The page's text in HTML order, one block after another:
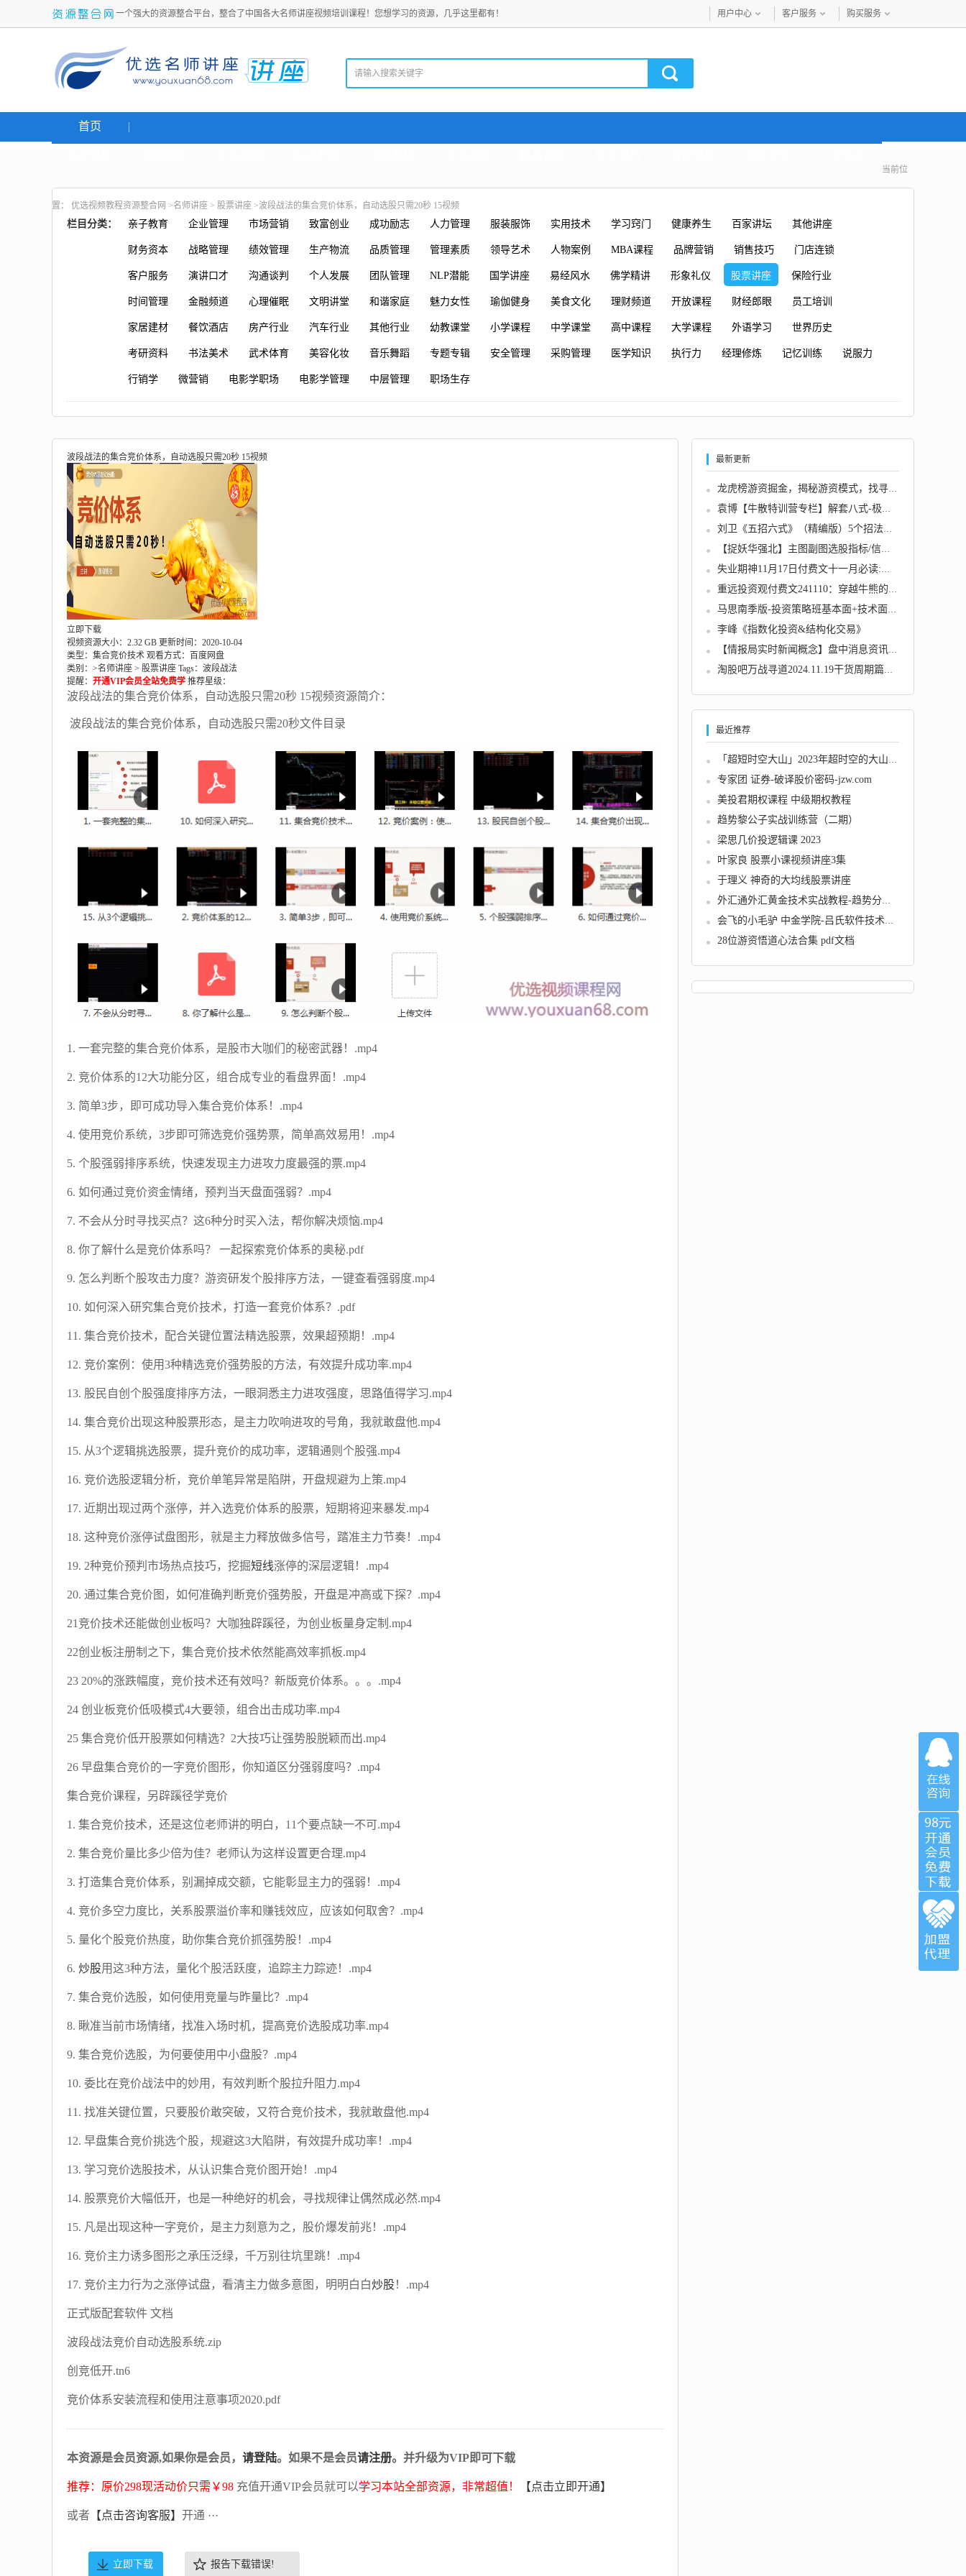
一个强大的资源整合平台，整合了中国各大名师讲座视频培训课程！您想学习的资源，几乎这里都有！ 用户中心 客户服务 购买服务
首页
当前位
置： 优选视频教程资源整合网 >名师讲座 > 股票讲座 >波段战法的集合竞价体系，自动选股只需20秒 15视频
栏目分类： 亲子教育 企业管理 市场营销 致富创业 成功励志 人力管理 服装服饰 实用技术 学习窍门 健康养生 百家讲坛 其他讲座
财务资本 战略管理 绩效管理 生产物流 品质管理 管理素质 领导艺术 人物案例 MBA课程 品牌营销 销售技巧 门店连锁
客户服务 演讲口才 沟通谈判 个人发展 团队管理 NLP潜能 国学讲座 易经风水 佛学精讲 形象礼仪 股票讲座 保险行业
时间管理 金融频道 心理催眠 文明讲堂 和谐家庭 魅力女性 瑜伽健身 美食文化 理财频道 开放课程 财经郎眼 员工培训
家居建材 餐饮酒店 房产行业 汽车行业 其他行业 幼教课堂 小学课程 中学课堂 高中课程 大学课程 外语学习 世界历史
考研资料 书法美术 武术体育 美容化妆 音乐舞蹈 专题专辑 安全管理 采购管理 医学知识 执行力 经理修炼 记忆训练 说服力
行销学 微营销 电影学职场 电影学管理 中层管理 职场生存
波段战法的集合竞价体系，自动选股只需20秒 15视频
立即下载
视频资源大小：2.32 GB 更新时间：2020-10-04
类型：集合竞价技术 观看方式：百度网盘
类别：>名师讲座 > 股票讲座 Tags： 波段战法
提醒： 开通VIP会员全站免费学 推荐星级：
波段战法的集合竞价体系，自动选股只需20秒 15视频资源简介：
波段战法的集合竞价体系，自动选股只需20秒文件目录
1. 一套完整的集合竞价体系，是股市大咖们的秘密武器！.mp4
2. 竞价体系的12大功能分区，组合成专业的看盘界面！.mp4
3. 简单3步，即可成功导入集合竞价体系！.mp4
4. 使用竞价系统，3步即可筛选竞价强势票，简单高效易用！.mp4
5. 个股强弱排序系统，快速发现主力进攻力度最强的票.mp4
6. 如何通过竞价资金情绪，预判当天盘面强弱？.mp4
7. 不会从分时寻找买点？这6种分时买入法，帮你解决烦恼.mp4
8. 你了解什么是竞价体系吗？ 一起探索竞价体系的奥秘.pdf
9. 怎么判断个股攻击力度？游资研发个股排序方法，一键查看强弱度.mp4
10. 如何深入研究集合竞价技术，打造一套竞价体系？.pdf
11. 集合竞价技术，配合关键位置法精选股票，效果超预期！.mp4
12. 竞价案例：使用3种精选竞价强势股的方法，有效提升成功率.mp4
13. 股民自创个股强度排序方法，一眼洞悉主力进攻强度，思路值得学习.mp4
14. 集合竞价出现这种股票形态，是主力吹响进攻的号角，我就敢盘他.mp4
15. 从3个逻辑挑选股票，提升竞价的成功率，逻辑通则个股强.mp4
16. 竞价选股逻辑分析，竞价单笔异常是陷阱，开盘规避为上策.mp4
17. 近期出现过两个涨停，并入选竞价体系的股票，短期将迎来暴发.mp4
18. 这种竞价涨停试盘图形，就是主力释放做多信号，踏准主力节奏！.mp4
19. 2种竞价预判市场热点技巧，挖掘短线涨停的深层逻辑！.mp4
20. 通过集合竞价图，如何准确判断竞价强势股，开盘是冲高或下探？.mp4
21竞价技术还能做创业板吗？大咖独辟蹊径，为创业板量身定制.mp4
22创业板注册制之下，集合竞价技术依然能高效率抓板.mp4
23 20%的涨跌幅度，竞价技术还有效吗？新版竞价体系。。。.mp4
24 创业板竞价低吸模式4大要领，组合出击成功率.mp4
25 集合竞价低开股票如何精选？2大技巧让强势股脱颖而出.mp4
26 早盘集合竞价的一字竞价图形，你知道区分强弱度吗？.mp4
集合竞价课程，另辟蹊径学竞价
1. 集合竞价技术，还是这位老师讲的明白，11个要点缺一不可.mp4
2. 集合竞价量比多少倍为佳？老师认为这样设置更合理.mp4
3. 打造集合竞价体系，别漏掉成交额，它能彰显主力的强弱！.mp4
4. 竞价多空力度比，关系股票溢价率和赚钱效应，应该如何取舍？.mp4
5. 量化个股竞价热度，助你集合竞价抓强势股！.mp4
6. 炒股用这3种方法，量化个股活跃度，追踪主力踪迹！.mp4
7. 集合竞价选股，如何使用竞量与昨量比？.mp4
8. 瞅准当前市场情绪，找准入场时机，提高竞价选股成功率.mp4
9. 集合竞价选股，为何要使用中小盘股？.mp4
10. 委比在竞价战法中的妙用，有效判断个股拉升阻力.mp4
11. 找准关键位置，只要股价敢突破，又符合竞价技术，我就敢盘他.mp4
12. 早盘集合竞价挑选个股，规避这3大陷阱，有效提升成功率！.mp4
13. 学习竞价选股技术，从认识集合竞价图开始！.mp4
14. 股票竞价大幅低开，也是一种绝好的机会，寻找规律让偶然成必然.mp4
15. 凡是出现这种一字竞价，是主力刻意为之，股价爆发前兆！.mp4
16. 竞价主力诱多图形之承压泛绿，千万别往坑里跳！.mp4
17. 竞价主力行为之涨停试盘，看清主力做多意图，明明白白炒股！.mp4
正式版配套软件 文档
波段战法竞价自动选股系统.zip
创竞低开.tn6
竞价体系安装流程和使用注意事项2020.pdf
本资源是会员资源,如果你是会员， 请登陆。如果不是会员请注册。并升级为VIP即可下载
推荐：原价298现活动价只需￥98 充值开通VIP会员就可以学习本站全部资源，非常超值！ 【点击立即开通】
或者 【点击咨询客服】 开通 ···
立即下载 报告下载错误!
最新更新
龙虎榜游资掘金，揭秘游资模式，找寻资金背后...
袁博【牛散特训营专栏】解套八式-极简解套操盘...
刘卫《五招六式》（精编版）5个招法六个模式揭...
【捉妖华强北】主图副图选股指标/信号不多一款...
失业期神11月17日付费文十一月必读:后牛市的投...
重远投资观付费文241110：穿越牛熊的股市仓位...
马思南季版-投资策略班基本面+技术面2022
李峰《指数化投资&结构化交易》
【情报局实时新闻概念】盘中消息资讯同步群
淘股吧万战寻道2024.11.19干货周期篇流动性周...
最近推荐
「超短时空大山」2023年超时空的大山视频公开...
专家团 证券-破译股价密码-jzw.com
美投君期权课程 中级期权教程
趋势黎公子实战训练营（二期）
梁思几价投逻辑课 2023
叶家良 股票小课视频讲座3集
于理义 神奇的大均线股票讲座
外汇通外汇黄金技术实战教程-趋势分析和黄金分...
会飞的小毛驴 中金学院-吕氏软件技术系列指标...
28位游资悟道心法合集 pdf文档